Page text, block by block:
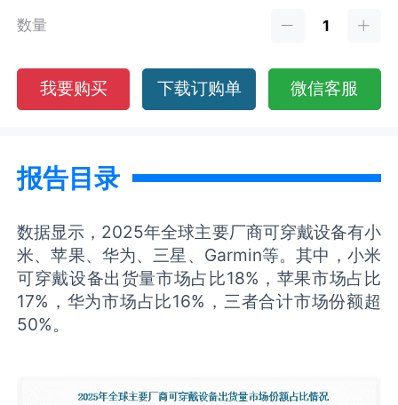
数量
我要购买 下载订购单 微信客服
报告目录
数据显示，2025年全球主要厂商可穿戴设备有小
米、苹果、华为、三星、Garmin等。其中，小米
可穿戴设备出货量市场占比18%，苹果市场占比
17%，华为市场占比16%，三者合计市场份额超
50%。